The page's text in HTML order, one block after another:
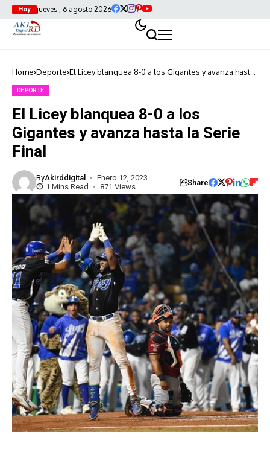
Hoy jueves , 6 agosto 2026
Home Deporte El Licey blanquea 8-0 a los Gigantes y avanza hasta
DEPORTE
El Licey blanquea 8-0 a los
Gigantes y avanza hasta la Serie
Final
ByAkirddigital
Enero 12, 2023
1 Mins Read
871 Views Share